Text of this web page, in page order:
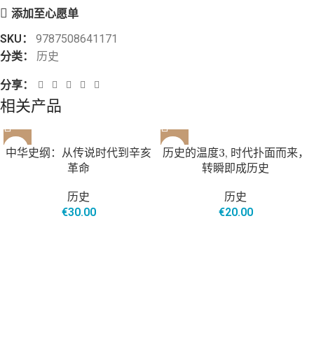
添加至心愿单
SKU： 9787508641171
分类：
历史
分享：
相关产品
售罄
中华史纲：从传说时代到辛亥
革命
历史
€30.00
历史的温度3, 时代扑面而来，
转瞬即成历史
历史
€20.00